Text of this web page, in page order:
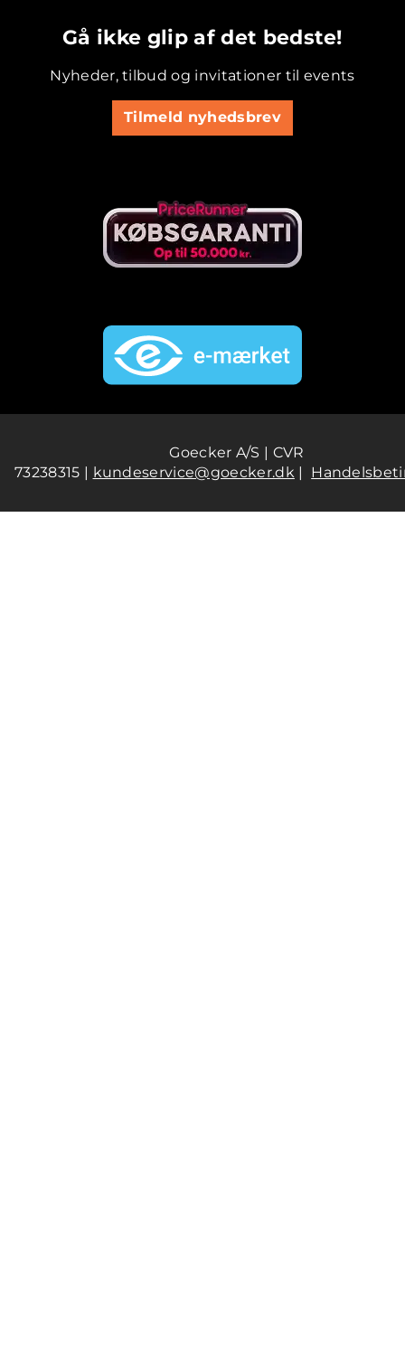
Gå ikke glip af det bedste!
Nyheder, tilbud og invitationer til events
Tilmeld nyhedsbrev
Goecker A/S | CVR
73238315 | kundeservice@goecker.dk|